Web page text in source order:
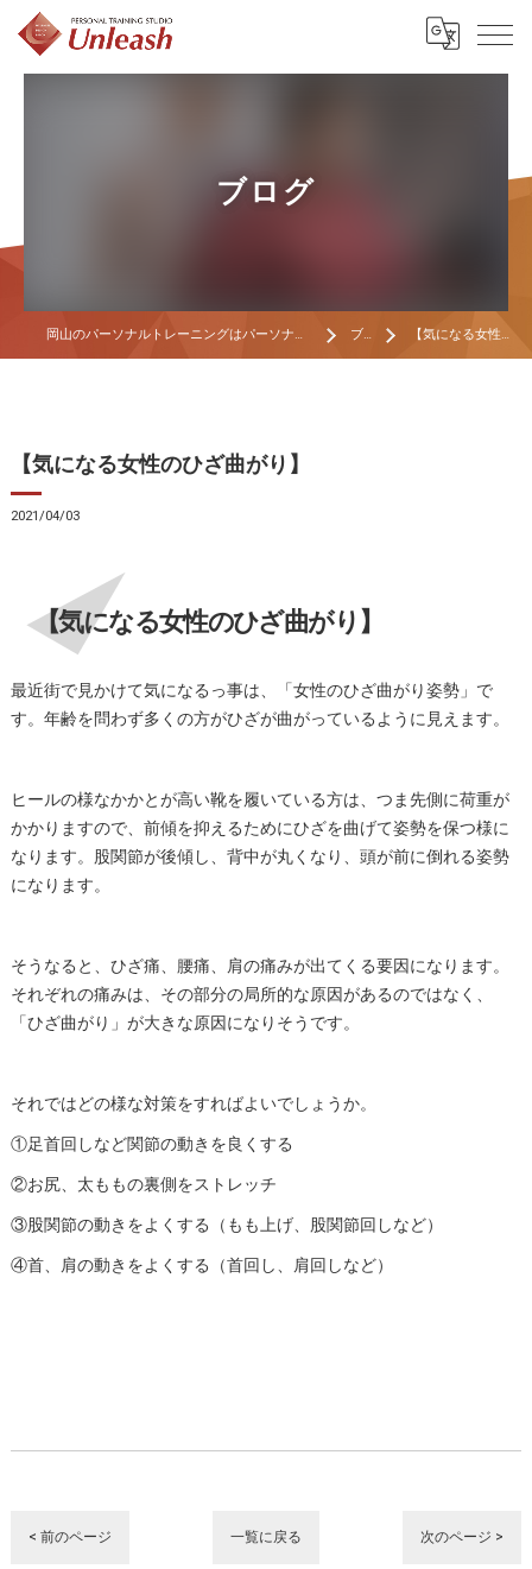
ブログ
岡山のパーソナルトレーニングはパーソナルトレーニングスタジオ Unleash ブログ 【気になる女性のひざ曲がり】
【気になる女性のひざ曲がり】
2021/04/03
【気になる女性のひざ曲がり】
最近街で見かけて気になるっ事は、「女性のひざ曲がり姿勢」で
す。年齢を問わず多くの方がひざが曲がっているように見えます。
ヒールの様なかかとが高い靴を履いている方は、つま先側に荷重が
かかりますので、前傾を抑えるためにひざを曲げて姿勢を保つ様に
なります。股関節が後傾し、背中が丸くなり、頭が前に倒れる姿勢
になります。
そうなると、ひざ痛、腰痛、肩の痛みが出てくる要因になります。
それぞれの痛みは、その部分の局所的な原因があるのではなく、
「ひざ曲がり」が大きな原因になりそうです。
それではどの様な対策をすればよいでしょうか。
①足首回しなど関節の動きを良くする
②お尻、太ももの裏側をストレッチ
③股関節の動きをよくする（もも上げ、股関節回しなど）
④首、肩の動きをよくする（首回し、肩回しなど）
< 前のページ 一覧に戻る 次のページ >